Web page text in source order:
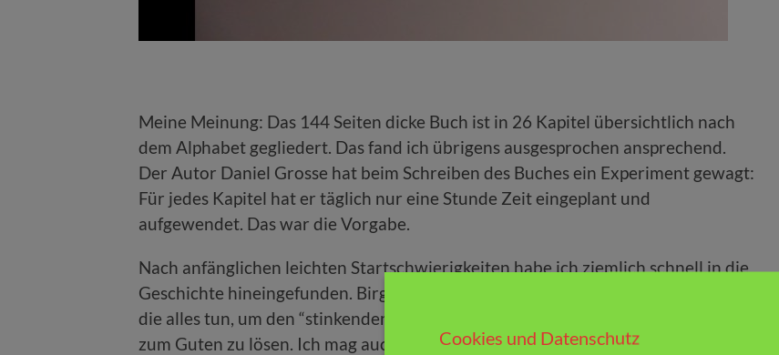
Meine Meinung: Das 144 Seiten dicke Buch ist in 26 Kapitel übersichtlich nach
dem Alphabet gegliedert. Das fand ich übrigens ausgesprochen ansprechend.
Der Autor Daniel Grosse hat beim Schreiben des Buches ein Experiment gewagt:
Für jedes Kapitel hat er täglich nur eine Stunde Zeit eingeplant und
aufgewendet. Das war die Vorgabe.
Nach anfänglichen leichten Startschwierigkeiten habe ich ziemlich schnell in die
Geschichte hineingefunden. Birger und Betty sind sympathische Protagonisten,
die alles tun, um den “stinkenden“ Sachverhalt aufzuklären und die Situation
zum Guten zu lösen. Ich mag auch eigentlich zur Handlung nichts weiter
Cookies und Datenschutz